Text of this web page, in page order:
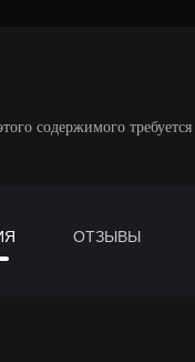
содержимого
ОТЗЫВЫ